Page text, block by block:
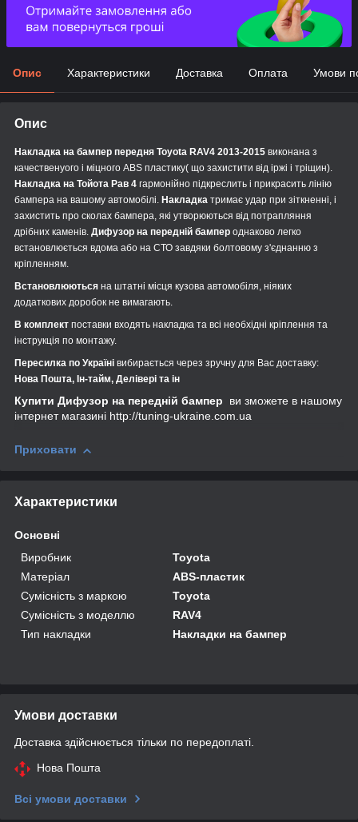
Опис Характеристики Доставка Оплата Умови
Опис
Накладка на бампер передня Toyota RAV4 2013-2015 виконана з
качественуого і міцного ABS пластику( що захистити від іржі і тріщин).
Накладка на Тойота Рав 4 гармонійно підкреслить і прикрасить лінію
бампера на вашому автомобілі. Накладка тримає удар при зіткненні, і
захистить про сколах бампера, які утворюються від потрапляння
дрібних каменів. Дифузор на передній бампер однаково легко
встановлюється вдома або на СТО завдяки болтовому з'єднанню з
кріпленням.
Встановлюються на штатні місця кузова автомобіля, ніяких
додаткових доробок не вимагають.
В комплект поставки входять накладка та всі необхідні кріплення та
інструкція по монтажу.
Пересилка по Україні вибирається через зручну для Вас доставку:
Нова Пошта, Ін-тайм, Делівері та ін
Купити Дифузор на передній бампер
ви зможете в нашому
інтернет магазині http://tuning-ukraine.com.ua
Приховати
Характеристики
Основні
Виробник
Toyota
Матеріал
ABS-пластик
Сумісність з маркою
Toyota
Сумісність з моделлю
RAV4
Тип накладки
Накладки на бампер
Умови доставки
Доставка здійснюється тільки по передоплаті.
Нова Пошта
Всі умови доставки